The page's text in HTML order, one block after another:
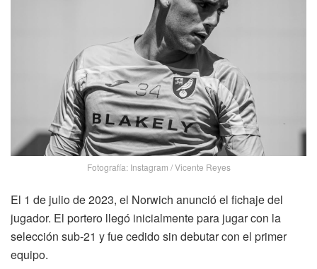
Fotografía: Instagram / Vicente Reyes
El 1 de julio de 2023, el Norwich anunció el fichaje del
jugador. El portero llegó inicialmente para jugar con la
selección sub-21 y fue cedido sin debutar con el primer
equipo.